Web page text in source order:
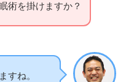
術を掛けますか？
すね。